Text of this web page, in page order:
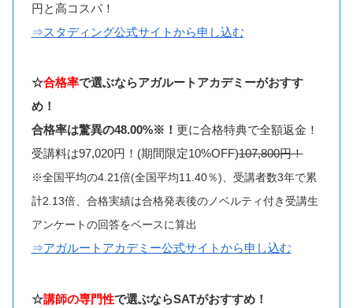
円と高コスパ！
⇒スタディング公式サイトから申し込む
☆合格率で選ぶならアガルートアカデミーがおすす
め！
合格率は驚異の48.00%※！ 更に合格特典で全額返金！
受講料は97,020円！(期間限定10%OFF)107,800円！
※全国平均の4.21倍(全国平均11.40％)、受講者数3年で累
計2.13倍、合格実績は合格発表後のノベルティ付き受講生
アンケートの回答をベースに算出
⇒アガルートアカデミー公式サイトから申し込む
☆講師の専門性で選ぶならSATがおすすめ！